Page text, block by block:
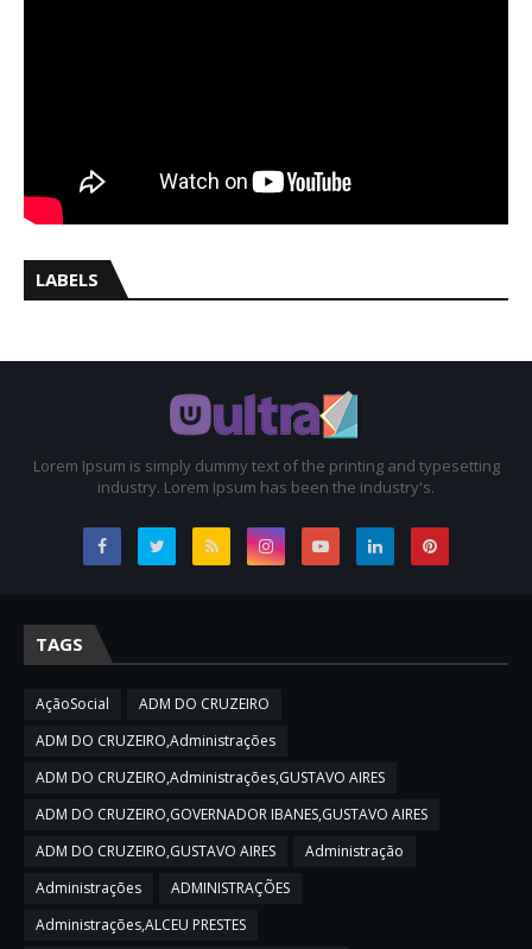
LABELS
Lorem Ipsum is simply dummy text of the printing and typesetting
industry. Lorem Ipsum has been the industry's.
TAGS
AçãoSocial
ADM DO CRUZEIRO
ADM DO CRUZEIRO,Administrações
ADM DO CRUZEIRO,Administrações,GUSTAVO AIRES
ADM DO CRUZEIRO,GOVERNADOR IBANES,GUSTAVO AIRES
ADM DO CRUZEIRO,GUSTAVO AIRES
Administração
Administrações
ADMINISTRAÇÕES
Administrações,ALCEU PRESTES